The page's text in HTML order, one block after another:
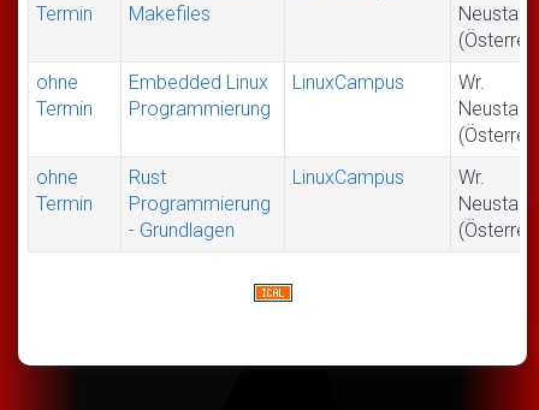
Termin
Makefiles
Neustadt
ohne
Termin
Embedded Linux
Programmierung
LinuxCampus
Wr.
Neustadt
ohne
Termin
Rust
Programmierung
- Grundlagen
LinuxCampus
Wr.
Neustadt